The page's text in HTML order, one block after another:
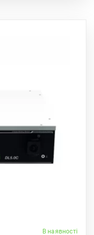
В наявності